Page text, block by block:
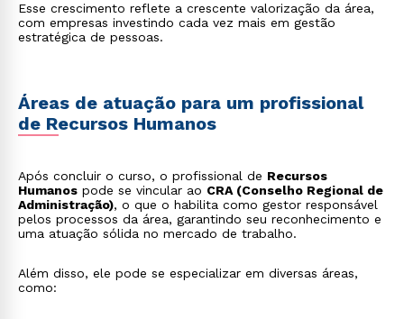
Esse crescimento reflete a crescente valorização da área,
com empresas investindo cada vez mais em gestão
estratégica de pessoas.
Áreas de atuação para um profissional
de Recursos Humanos
Após concluir o curso, o profissional de Recursos
Humanos pode se vincular ao CRA (Conselho Regional de
Administração), o que o habilita como gestor responsável
pelos processos da área, garantindo seu reconhecimento e
uma atuação sólida no mercado de trabalho.
Além disso, ele pode se especializar em diversas áreas,
como: